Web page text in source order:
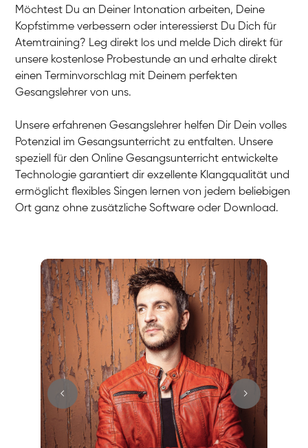
Möchtest Du an Deiner Intonation arbeiten, Deine
Kopfstimme verbessern oder interessierst Du Dich für
Atemtraining? Leg direkt los und melde Dich direkt für
unsere kostenlose Probestunde an und erhalte direkt
einen Terminvorschlag mit Deinem perfekten
Gesangslehrer von uns.
Unsere erfahrenen Gesangslehrer helfen Dir Dein volles
Potenzial im Gesangsunterricht zu entfalten. Unsere
speziell für den Online Gesangsunterricht entwickelte
Technologie garantiert dir exzellente Klangqualität und
ermöglicht flexibles Singen lernen von jedem beliebigen
Ort ganz ohne zusätzliche Software oder Download.
Stefan
Gesang / Vocal